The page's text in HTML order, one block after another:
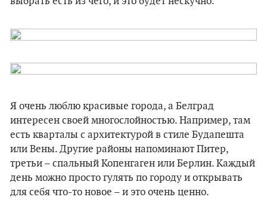
Я очень люблю красивые города, а Белград
интересен своей многослойностью. Например, там
есть кварталы с архитектурой в стиле Будапешта
или Вены. Другие районы напоминают Питер,
третьи – спальный Копенгаген или Берлин. Каждый
день можно просто гулять по городу и открывать
для себя что-то новое – и это очень ценно.